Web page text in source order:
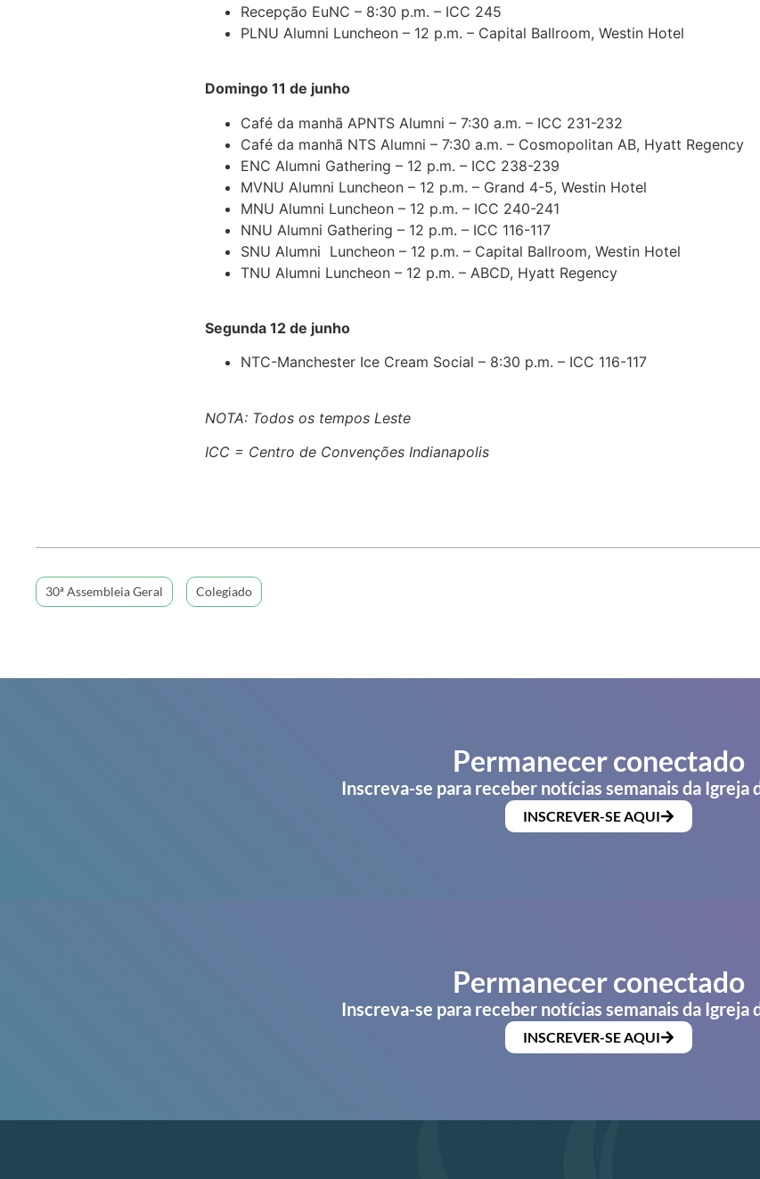
Recepção EuNC – 8:30 p.m. – ICC 245
PLNU Alumni Luncheon – 12 p.m. – Capital Ballroom, Westin Hotel
Domingo 11 de junho
Café da manhã APNTS Alumni – 7:30 a.m. – ICC 231-232
Café da manhã NTS Alumni – 7:30 a.m. – Cosmopolitan AB, Hyatt Regency
ENC Alumni Gathering – 12 p.m. – ICC 238-239
MVNU Alumni Luncheon – 12 p.m. – Grand 4-5, Westin Hotel
MNU Alumni Luncheon – 12 p.m. – ICC 240-241
NNU Alumni Gathering – 12 p.m. – ICC 116-117
SNU Alumni Luncheon – 12 p.m. – Capital Ballroom, Westin Hotel
TNU Alumni Luncheon – 12 p.m. – ABCD, Hyatt Regency
Segunda 12 de junho
NTC-Manchester Ice Cream Social – 8:30 p.m. – ICC 116-117
NOTA: Todos os tempos Leste
ICC = Centro de Convenções Indianapolis
30ª Assembleia Geral Colegiado
Permanecer conectado
Inscreva-se para receber notícias semanais da Igreja
INSCREVER-SE AQUI
Permanecer conectado
Inscreva-se para receber notícias semanais da Igreja
INSCREVER-SE AQUI